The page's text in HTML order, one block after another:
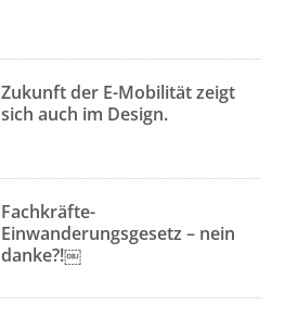
Zukunft der E-Mobilität zeigt
sich auch im Design.
Fachkräfte-
Einwanderungsgesetz – nein
danke?!￼